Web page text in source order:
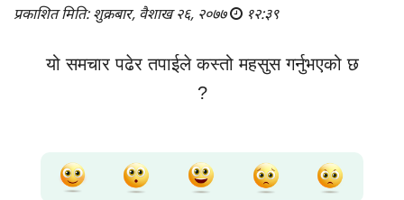
प्रकाशित मिति: शुक्रबार, वैशाख २६, २०७७ १२:३९
यो समचार पढेर तपाईले कस्तो महसुस गर्नुभएको छ
?